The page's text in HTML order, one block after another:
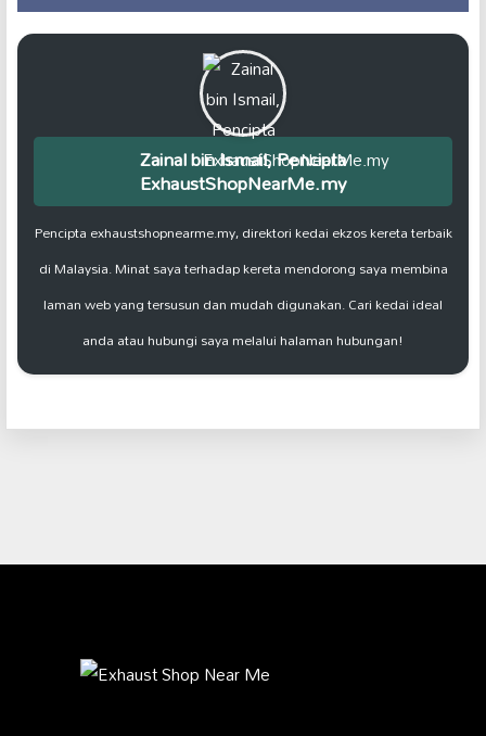
Zainal bin Ismail, Pencipta
ExhaustShopNearMe.my
Pencipta exhaustshopnearme.my, direktori kedai ekzos kereta terbaik
di Malaysia. Minat saya terhadap kereta mendorong saya membina
laman web yang tersusun dan mudah digunakan. Cari kedai ideal
anda atau hubungi saya melalui halaman hubungan!